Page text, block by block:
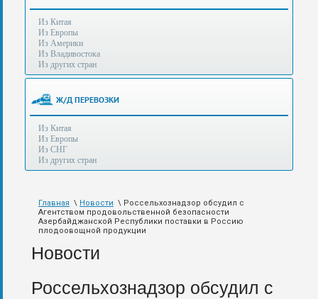
Таможенное
оформление
грузов
аэропортах
Москвы
Шереметьево,
Внуково,
также
авиа,
железной
Из Китая
Из Европы
Из Америки
Из Владивостока
Из других стран
Ж/Д ПЕРЕВОЗКИ
Из Китая
Из Европы
Из СНГ
Из других стран
Главная \ Новости \ Россельхознадзор обсудил с
Агентством продовольственной безопасности
Азербайджанской Республики поставки в Россию
плодоовощной продукции
Новости
Россельхознадзор обсудил с